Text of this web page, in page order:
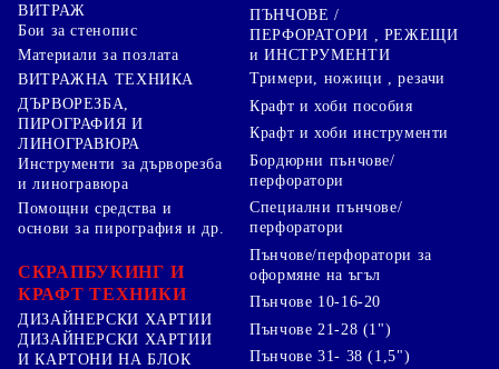
ВИТРАЖ
Бои за стенопис
Материали за позлата
ВИТРАЖНА ТЕХНИКА
ДЪРВОРЕЗБА,
ПИРОГРАФИЯ И
ЛИНОГРАВЮРА
Инструменти за дърворезба
и линогравюра
Помощни средства и
основи за пирография и др.
СКРАПБУКИНГ И
КРАФТ ТЕХНИКИ
ДИЗАЙНЕРСКИ ХАРТИИ
ДИЗАЙНЕРСКИ ХАРТИИ
И КАРТОНИ НА БЛОК
ПЪНЧОВЕ /
ПЕРФОРАТОРИ , РЕЖЕЩИ
и ИНСТРУМЕНТИ
Тримери, ножици , резачи
Крафт и хоби пособия
Крафт и хоби инструменти
Бордюрни пънчове/
перфоратори
Специални пънчове/
перфоратори
Пънчове/перфоратори за
оформяне на ъгъл
Пънчове 10-16-20
Пънчове 21-28 (1")
Пънчове 31- 38 (1,5")